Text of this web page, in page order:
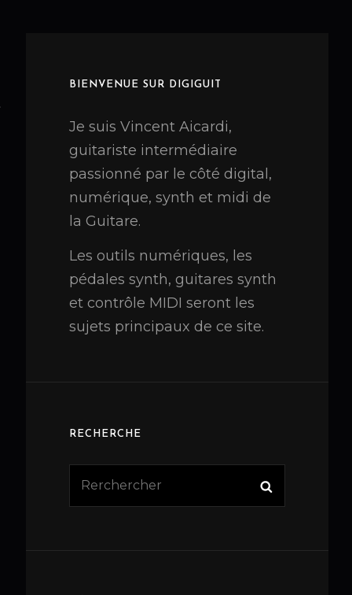
BIENVENUE SUR DIGIGUIT
Je suis Vincent Aicardi,
guitariste intermédiaire
passionné par le côté digital,
numérique, synth et midi de
la Guitare.
Les outils numériques, les
pédales synth, guitares synth
et contrôle MIDI seront les
sujets principaux de ce site.
RECHERCHE
Search